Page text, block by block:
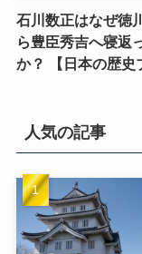
石川数正はなぜ徳
ら豊臣秀吉へ寝返
か？ 【日本の歴史
人気の記事